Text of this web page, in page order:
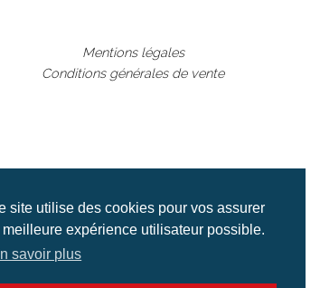
site utilise des cookies pour vos assurer
meilleure expérience utilisateur possible.
savoir plus
Mentions légales
Conditions générales de vente
|